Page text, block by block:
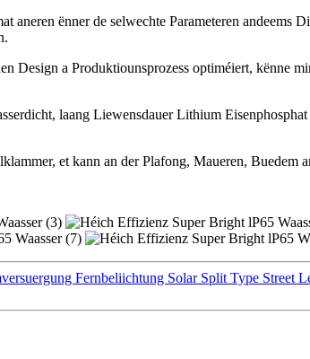
ënner de selwechte Parameteren andeems
Design a Produktiounsprozess optiméiert, kënne
laang Liewensdauer Lithium
et kann an der Plafong, Maueren, Buedem
Fernbeliichtung Solar Split Type Street